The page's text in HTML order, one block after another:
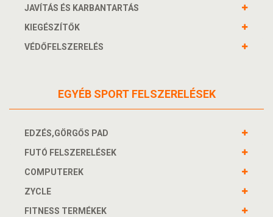
JAVÍTÁS ÉS KARBANTARTÁS
KIEGÉSZÍTŐK
VÉDŐFELSZERELÉS
EGYÉB SPORT FELSZERELÉSEK
EDZÉS,GÖRGŐS PAD
FUTÓ FELSZERELÉSEK
COMPUTEREK
ZYCLE
FITNESS TERMÉKEK